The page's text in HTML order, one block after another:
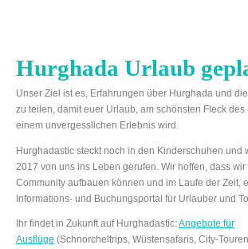
Hurghada Urlaub
Unser Ziel ist es, Erfahrungen über Hurghada und
zu teilen, damit euer Urlaub, am schönsten Fleck des
einem unvergesslichen Erlebnis wird.
Hurghadastic steckt noch in den Kinderschuhen und
2017 von uns ins Leben gerufen. Wir hoffen, dass
Community aufbauen können und im Laufe der Zeit,
Informations- und Buchungsportal für Urlauber und
Ihr findet in Zukunft auf Hurghadastic:Angebote für
Ausflüge (Schnorcheltrips, Wüstensafaris, City-Touren